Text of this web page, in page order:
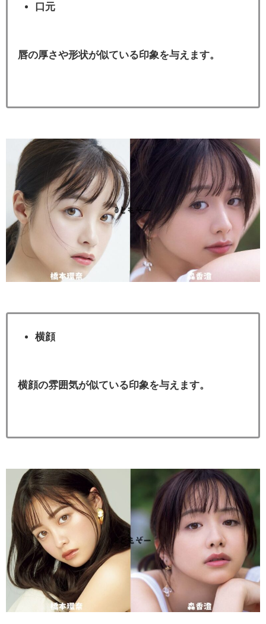
口元
唇の厚さや形状が似ている印象を与えます。
横顔
横顔の雰囲気が似ている印象を与えます。